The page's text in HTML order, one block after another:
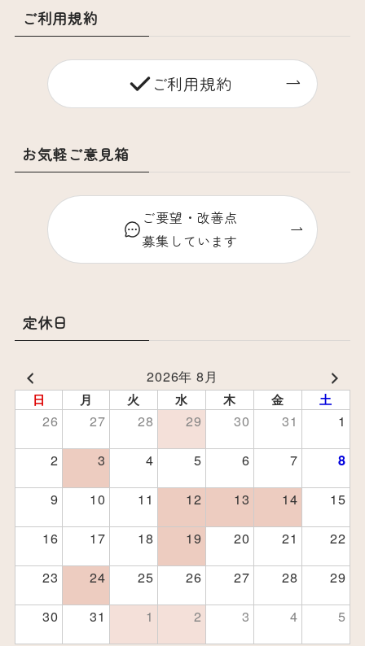
ご利用規約
ご利用規約
お気軽ご意見箱
ご要望・改善点
募集しています
定休日
2026年 8月
日 月 火 水 木 金 土
26 27 28 29 30 31
1
2
3 4 5 6 7 8
9 10 11 12 13 14
15
16
17 18 19 20 21
22
23
24 25 26 27 28
29
30
31 1 2 3 4 5